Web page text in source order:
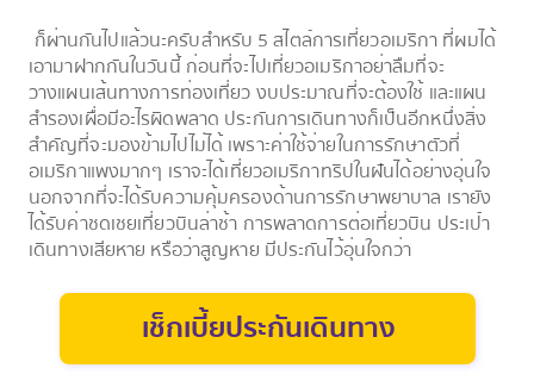
ก็ผ่านกันไปแล้วนะครับสำหรับ 5 สไตล์การเที่ยวอเมริกา ที่ผมได้
เอามาฝากกันในวันนี้ ก่อนที่จะไปเที่ยวอเมริกาอย่าลืมที่จะ
วางแผนเส้นทางการท่องเที่ยว งบประมาณที่จะต้องใช้ และแผน
สำรองเผื่อมีอะไรผิดพลาด ประกันการเดินทางก็เป็นอีกหนึ่งสิ่ง
สำคัญที่จะมองข้ามไปไม่ได้ เพราะค่าใช้จ่ายในการรักษาตัวที่
อเมริกาแพงมากๆ เราจะได้เที่ยวอเมริกาทริปในฝันได้อย่างอุ่นใจ
นอกจากที่จะได้รับความคุ้มครองด้านการรักษาพยาบาล เรายัง
ได้รับค่าชดเชยเที่ยวบินล่าช้า การพลาดการต่อเที่ยวบิน ประเป๋า
เดินทางเสียหาย หรือว่าสูญหาย มีประกันไว้อุ่นใจกว่า
เช็กเบี้ยประกันเดินทาง